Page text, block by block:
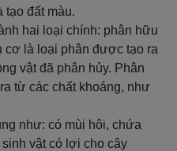
tạo đất màu.
hai loại chính: phân hữu
cơ là loại phân được tạo ra
vật đã phân hủy. Phân
từ các chất khoáng, như
như: có mùi hôi, chứa
vật có lợi cho cây